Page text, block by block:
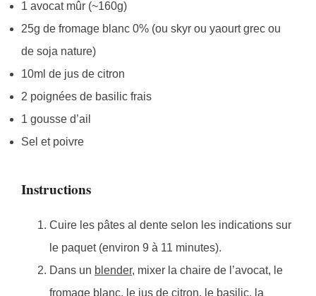
1 avocat mûr (~160g)
25g de fromage blanc 0% (ou skyr ou yaourt grec ou
de soja nature)
10ml de jus de citron
2 poignées de basilic frais
1 gousse d’ail
Sel et poivre
Instructions
Cuire les pâtes al dente selon les indications sur
le paquet (environ 9 à 11 minutes).
Dans un blender, mixer la chaire de l’avocat, le
fromage blanc, le jus de citron, le basilic, la